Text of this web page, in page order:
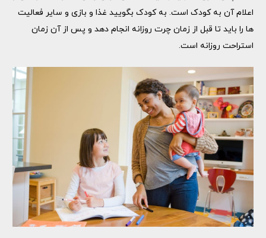
اعلام آن به کودک است. به کودک بگویید غذا و بازی و سایر فعالیت
ها را باید تا قبل از زمان چرت روزانه انجام دهد و پس از آن زمان
استراحت روزانه است.